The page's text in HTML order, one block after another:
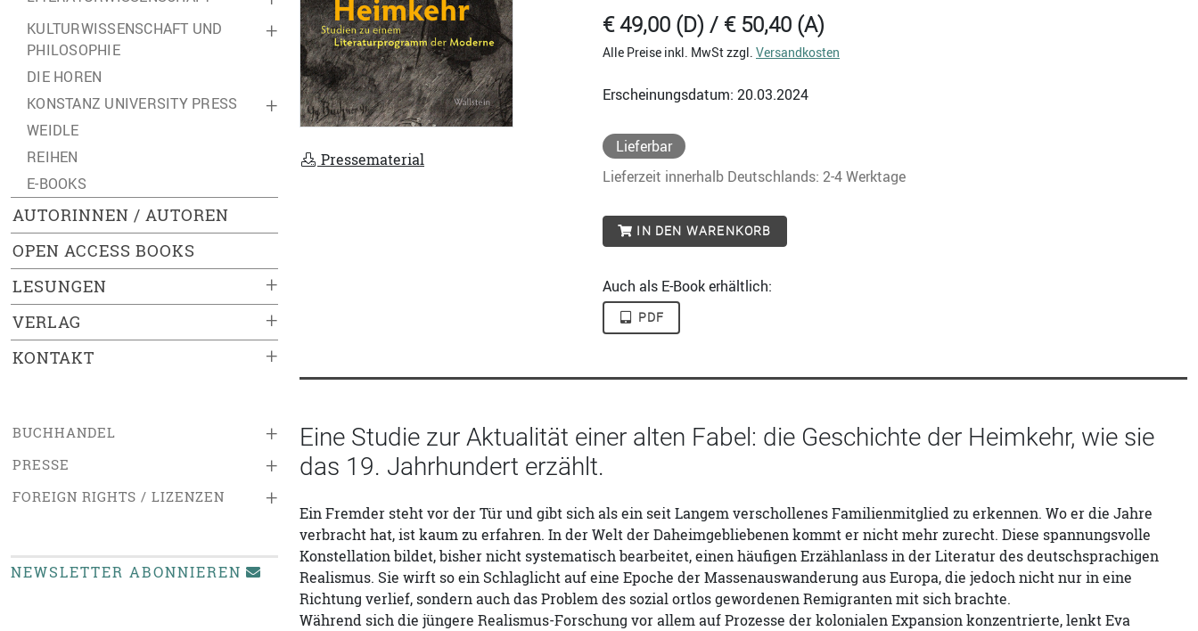
+
KULTURWISSENSCHAFT UND
PHILOSOPHIE
DIE HOREN
+
KONSTANZ UNIVERSITY PRESS
WEIDLE
REIHEN
E-BOOKS
AUTORINNEN / AUTOREN
OPEN ACCESS BOOKS
+
LESUNGEN
+
VERLAG
+
KONTAKT
+
BUCHHANDEL
+
PRESSE
+
FOREIGN RIGHTS / LIZENZEN
NEWSLETTER ABONNIEREN
Pressematerial
€ 49,00 (D) / € 50,40 (A)
Alle Preise inkl. MwSt zzgl. Versandkosten
Erscheinungsdatum: 20.03.2024
Lieferbar
Lieferzeit innerhalb Deutschlands: 2-4 Werktage
IN DEN WARENKORB
Auch als E-Book erhältlich:
PDF
Eine Studie zur Aktualität einer alten Fabel: die Geschichte der Heimkehr, wie sie
das 19. Jahrhundert erzählt.
Ein Fremder steht vor der Tür und gibt sich als ein seit Langem verschollenes Familienmitglied zu erkennen. Wo er die Jahre
verbracht hat, ist kaum zu erfahren. In der Welt der Daheimgebliebenen kommt er nicht mehr zurecht. Diese spannungsvolle
Konstellation bildet, bisher nicht systematisch bearbeitet, einen häufigen Erzählanlass in der Literatur des deutschsprachigen
Realismus. Sie wirft so ein Schlaglicht auf eine Epoche der Massenauswanderung aus Europa, die jedoch nicht nur in eine
Richtung verlief, sondern auch das Problem des sozial ortlos gewordenen Remigranten mit sich brachte.
Während sich die jüngere Realismus-Forschung vor allem auf Prozesse der kolonialen Expansion konzentrierte, lenkt Eva